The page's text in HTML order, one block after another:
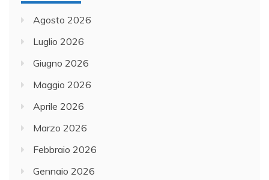
Agosto 2026
Luglio 2026
Giugno 2026
Maggio 2026
Aprile 2026
Marzo 2026
Febbraio 2026
Gennaio 2026